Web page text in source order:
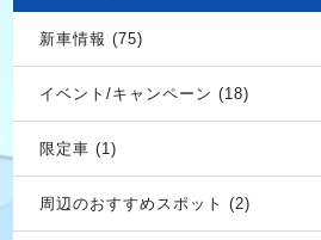
新車情報 (75)
イベント/キャンペーン (18)
限定車 (1)
周辺のおすすめスポット (2)